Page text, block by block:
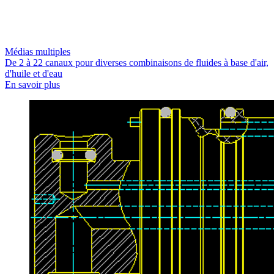
Médias multiples
De 2 à 22 canaux pour diverses combinaisons de fluides à base d'air,
d'huile et d'eau
En savoir plus